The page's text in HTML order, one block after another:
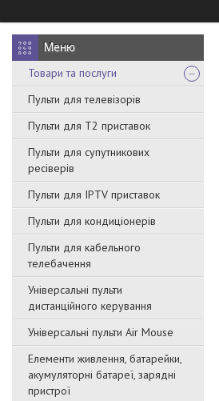
Товари та послуги
Пульти для телевізорів
Пульти для Т2 приставок
Пульти для супутникових
ресіверів
Пульти для IPTV приставок
Пульти для кондиціонерів
Пульти для кабельного
телебачення
Універсальні пульти
дистанційного керування
Універсальні пульти Air Mouse
Елементи живлення, батарейки,
акумуляторні батареї, зарядні
пристрої